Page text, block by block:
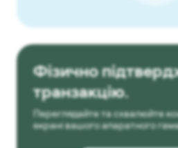
Фізично
транзакцію.
Переглядайте та схвалюйте
екрані вашого апаратного